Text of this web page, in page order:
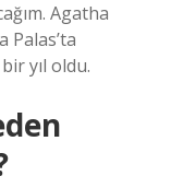
Agatha
Palas’ta
yıl oldu.